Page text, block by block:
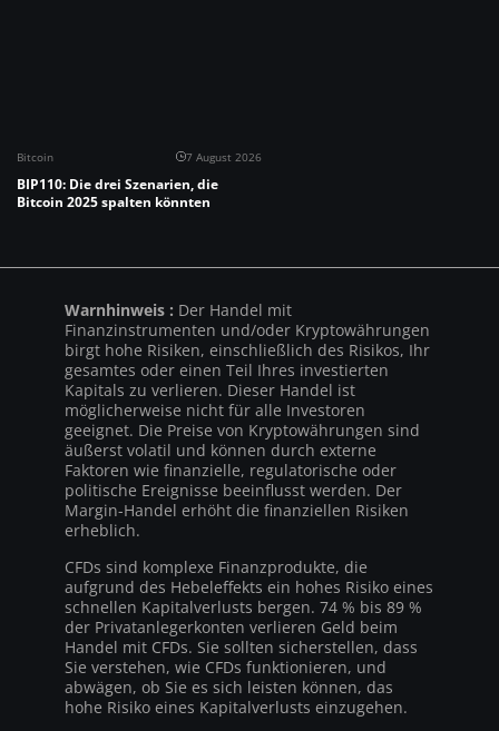
Bitcoin 7 August 2026
BIP110: Die drei Szenarien, die
Bitcoin 2025 spalten könnten
Warnhinweis : Der Handel mit
Finanzinstrumenten und/oder Kryptowährungen
birgt hohe Risiken, einschließlich des Risikos, Ihr
gesamtes oder einen Teil Ihres investierten
Kapitals zu verlieren. Dieser Handel ist
möglicherweise nicht für alle Investoren
geeignet. Die Preise von Kryptowährungen sind
äußerst volatil und können durch externe
Faktoren wie finanzielle, regulatorische oder
politische Ereignisse beeinflusst werden. Der
Margin-Handel erhöht die finanziellen Risiken
erheblich.
CFDs sind komplexe Finanzprodukte, die
aufgrund des Hebeleffekts ein hohes Risiko eines
schnellen Kapitalverlusts bergen. 74 % bis 89 %
der Privatanlegerkonten verlieren Geld beim
Handel mit CFDs. Sie sollten sicherstellen, dass
Sie verstehen, wie CFDs funktionieren, und
abwägen, ob Sie es sich leisten können, das
hohe Risiko eines Kapitalverlusts einzugehen.